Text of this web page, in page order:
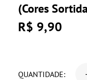
(Cores
R$ 9,90
QUANTIDADE: